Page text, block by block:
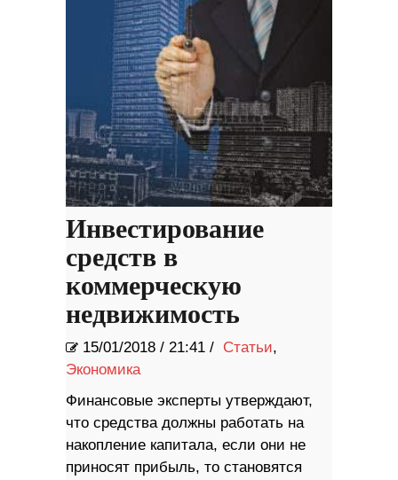
Инвестирование
средств в
коммерческую
недвижимость
15/01/2018 / 21:41 / Статьи,
Экономика
Финансовые эксперты утверждают,
что средства должны работать на
накопление капитала, если они не
приносят прибыль, то становятся